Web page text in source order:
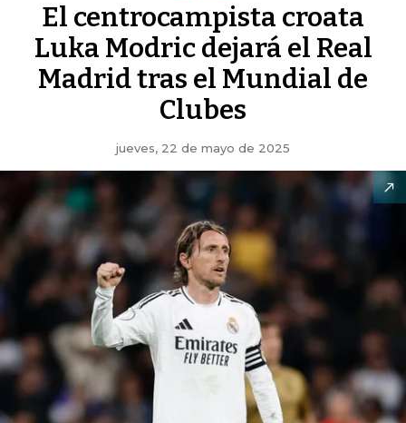
El centrocampista croata
Luka Modric dejará el Real
Madrid tras el Mundial de
Clubes
jueves, 22 de mayo de 2025